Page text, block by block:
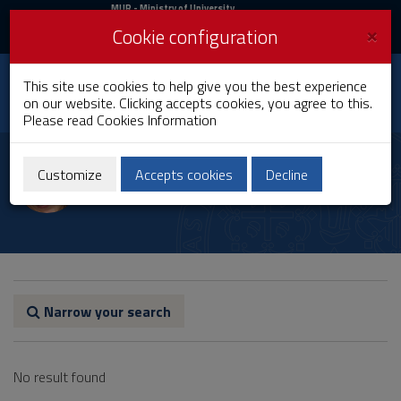
Skip
Content
to
Go
MIUR
Login
MUR- Ministry of University
Login UniCA News
Toggle
navigation
University of
Cagliari
Elisabetta Sanna
Narrow your search
No result found
×
Cookie configuration
This site use cookies to help give you the best experience
on our website. Clicking accepts cookies, you agree to this.
Please read Cookies Information
Customize Accepts cookies Decline